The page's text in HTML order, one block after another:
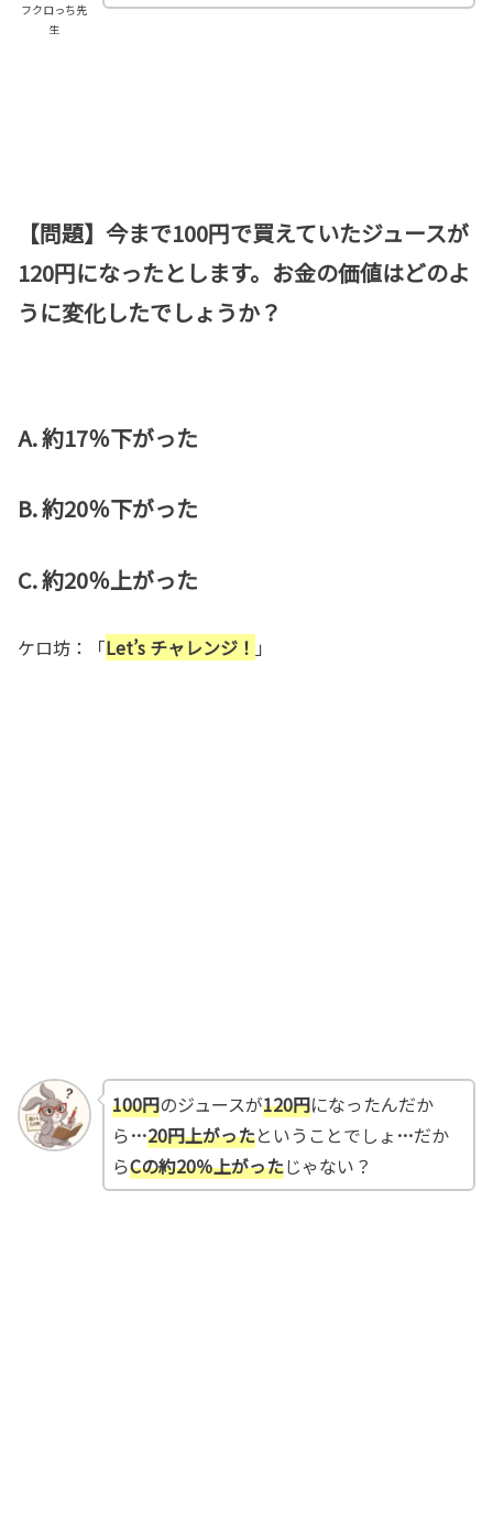
フクロっち先
生
【問題】今まで100円で買えていたジュースが
120円になったとします。お金の価値はどのよ
うに変化したでしょうか？
A.約17％下がった
B. 約20％下がった
C. 約20％上がった
ケロ坊：「Let’s チャレンジ！ 」
100円のジュースが120円になったんだか
ら…20円上がったということでしょ …だか
らCの約20％上がったじゃない？